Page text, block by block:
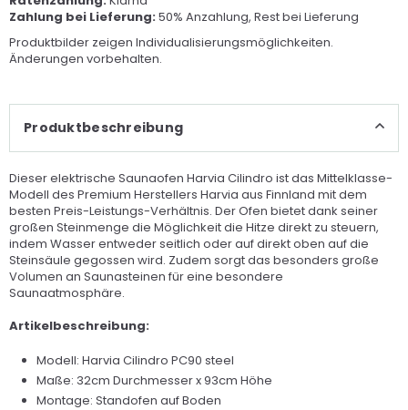
Zahlung bei Lieferung:50% Anzahlung, Rest bei Lieferung
Produktbilder zeigen Individualisierungsmöglichkeiten.
Änderungen vorbehalten.
Produktbeschreibung
Dieser elektrische Saunaofen Harvia Cilindro ist das Mittelklasse-
Modell des Premium Herstellers Harvia aus Finnland mit dem
besten Preis-Leistungs-Verhältnis. Der Ofen bietet dank seiner
großen Steinmenge die Möglichkeit die Hitze direkt zu steuern,
indem Wasser entweder seitlich oder auf direkt oben auf die
Steinsäule gegossen wird. Zudem sorgt das besonders große
Volumen an Saunasteinen für eine besondere
Saunaatmosphäre.
Artikelbeschreibung:
Modell: Harvia Cilindro PC90 steel
Maße: 32cm Durchmesser x 93cm Höhe
Montage: Standofen auf Boden